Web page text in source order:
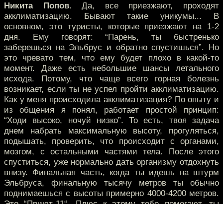
Никита Попов. Да, все приезжают, проходят
акклиматизацию. Бывают такие уникумы... В
основном, это туристы, которые приезжают на 1-2
дня. Ему говорят: “Парень, ты быстренько
заберешься на Эльбрус и обратно спустишься”. Но
это чревато тем, что ему будет плохо в какой-то
момент. Даже есть небольшие шансы летального
исхода. Потому, что чаще всего горная болезнь
возникает, если ты не успел пройти акклиматизацию.
Как у меня происходила акклиматизация? По опыту и
из общения я понял, работает простой принцип:
“Ходи высоко, ночуй низко”. То есть, твоя задача
днем набрать максимальную высоту, прогуляться,
подышать, проверить, что происходит с органами,
мозгом, с остальными частями тела. После этого
спуститься, уже нормально дать организму отдохнуть
внизу. Финальная часть, когда ты идешь на штурм
Эльбруса, финальную тысячу метров ты обычно
поднимаешься с высоты примерно 4000-4200 метров.